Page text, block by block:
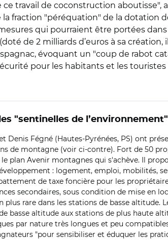
ce travail de coconstruction aboutisse",
fraction "péréquation" de la dotation
qui pourraient être portées
de 2 milliards d’euros à sa création,
évoquant un "coup de rabot
pour les habitants et les
"sentinelles de l’environnement"
Denis Fégné (Hautes-Pyrénées, PS) ont
de montagne (voir ci-contre). Fort de 50
Avenir montagnes qui s'achève. Il
: logement, emploi, mobilités,
de taxe foncière pour les
secondaires, sous condition de mise en
plus rare dans les stations de basse
basse altitude aux stations de plus haute
par nature très longues et peu
"pour sensibiliser et éduquer les